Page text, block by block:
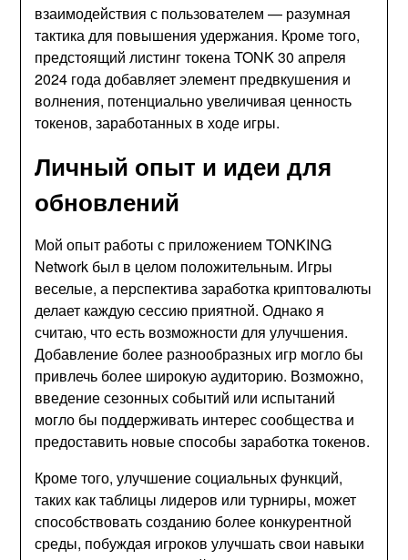
взаимодействия с пользователем — разумная
тактика для повышения удержания. Кроме того,
предстоящий листинг токена TONK 30 апреля
2024 года добавляет элемент предвкушения и
волнения, потенциально увеличивая ценность
токенов, заработанных в ходе игры.
Личный опыт и идеи для
обновлений
Мой опыт работы с приложением TONKING
Network был в целом положительным. Игры
веселые, а перспектива заработка криптовалюты
делает каждую сессию приятной. Однако я
считаю, что есть возможности для улучшения.
Добавление более разнообразных игр могло бы
привлечь более широкую аудиторию. Возможно,
введение сезонных событий или испытаний
могло бы поддерживать интерес сообщества и
предоставить новые способы заработка токенов.
Кроме того, улучшение социальных функций,
таких как таблицы лидеров или турниры, может
способствовать созданию более конкурентной
среды, побуждая игроков улучшать свои навыки